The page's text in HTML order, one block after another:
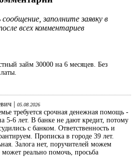
заполните заявку в
всех комментариев
займ 30000 на 6 месяцев. Без
| 05.08.2026
требуется срочная денежная помощь -
5-6 лет. В банке не дают кредит, потому
с банком. Ответственность и
Прописка в городе 39 лет.
Залога нет, поручителей можем
реально помочь, просьба